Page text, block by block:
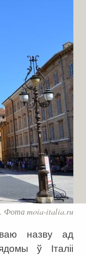
Фота moia-italia.ru
назву ад
ў Італіі